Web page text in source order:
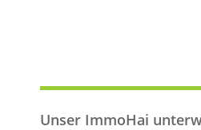
Unser ImmoHai